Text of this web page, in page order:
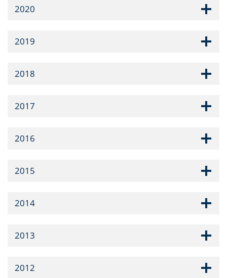
2020
2019
2018
2017
2016
2015
2014
2013
2012